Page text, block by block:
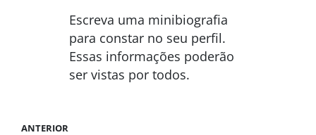
Escreva uma minibiografia
para constar no seu perfil.
Essas informações poderão
ser vistas por todos.
ANTERIOR